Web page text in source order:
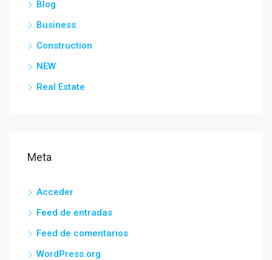
Blog
Business
Construction
NEW
Real Estate
Meta
Acceder
Feed de entradas
Feed de comentarios
WordPress.org